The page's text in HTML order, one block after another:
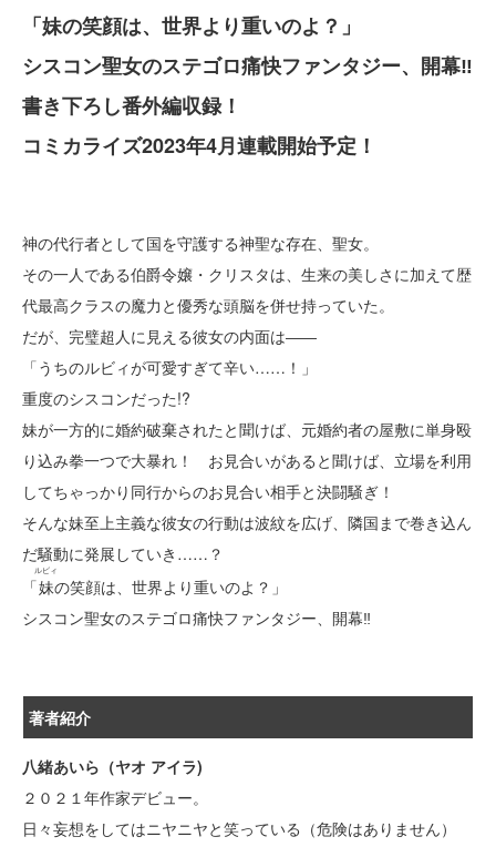
「妹の笑顔は、世界より重いのよ？」
シスコン聖女のステゴロ痛快ファンタジー、開幕‼
書き下ろし番外編収録！
コミカライズ2023年4月連載開始予定！
神の代行者として国を守護する神聖な存在、聖女。
その一人である伯爵令嬢・クリスタは、生来の美しさに加えて歴
代最高クラスの魔力と優秀な頭脳を併せ持っていた。
だが、完璧超人に見える彼女の内面は――
「うちのルビィが可愛すぎて辛い……！」
重度のシスコンだった!?
妹が一方的に婚約破棄されたと聞けば、元婚約者の屋敷に単身殴
り込み拳一つで大暴れ！ お見合いがあると聞けば、立場を利用
してちゃっかり同行からのお見合い相手と決闘騒ぎ！
そんな妹至上主義な彼女の行動は波紋を広げ、隣国まで巻き込ん
だ騒動に発展していき……？
「妹
ルビィ
の笑顔は、世界より重いのよ？」
シスコン聖女のステゴロ痛快ファンタジー、開幕‼
著者紹介
八緒あいら（ヤオ アイラ)
２０２１年作家デビュー。
日々妄想をしてはニヤニヤと笑っている（危険はありません）